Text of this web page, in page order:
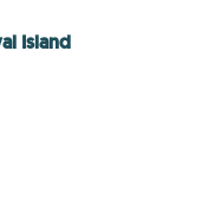
Island